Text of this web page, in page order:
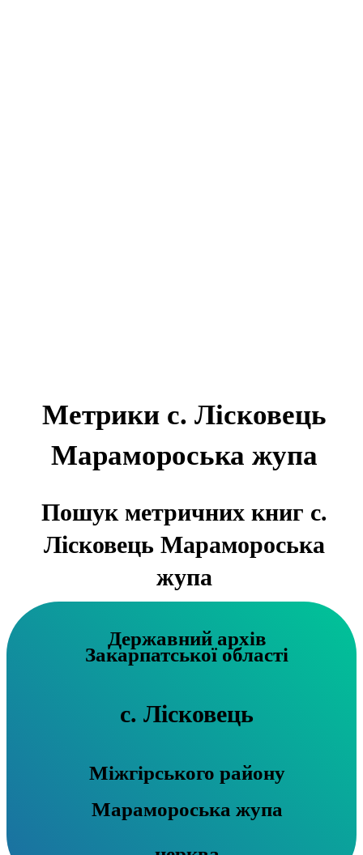
Метрики с. Лісковець
Марамороська жупа
Пошук метричних книг с.
Лісковець Марамороська
жупа
Державний архів
Закарпатської області
с. Лісковець
Міжгірського району
Марамороська жупа